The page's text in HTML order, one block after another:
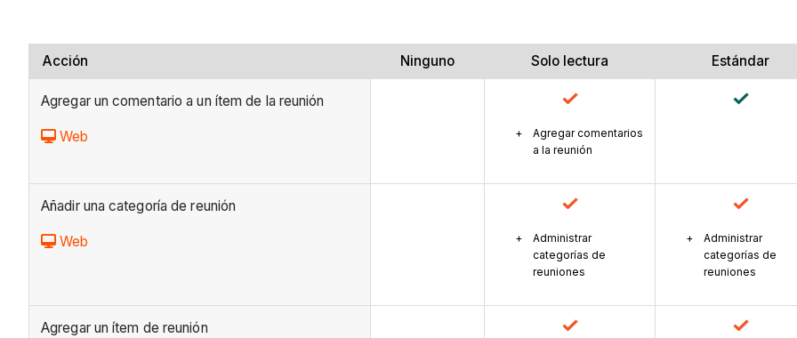
Acción Ninguno Solo lectura Estándar
Agregar un comentario a un ítem de la reunión
Web
Agregar comentarios
a la reunión
Añadir una categoría de reunión
Web
Administrar
categorías de
reuniones
Administrar
categorías de
reuniones
Agregar un ítem de reunión